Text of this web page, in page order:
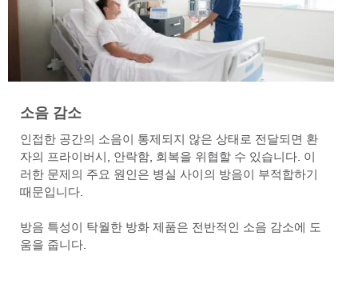
소음 감소
인접한 공간의 소음이 통제되지 않은 상태로 전달되면 환
자의 프라이버시, 안락함, 회복을 위협할 수 있습니다. 이
러한 문제의 주요 원인은 병실 사이의 방음이 부적합하기
때문입니다.
방음 특성이 탁월한 방화 제품은 전반적인 소음 감소에 도
움을 줍니다.